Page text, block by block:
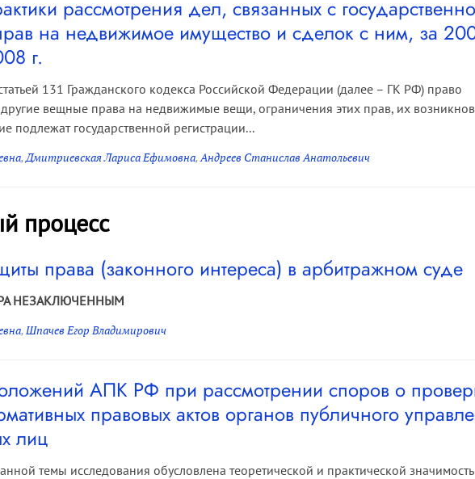
рассмотрения дел, связанных с
на недвижимое имущество и сделок с ним, за
г.
131 Гражданского кодекса Российской Федерации (далее – ГК РФ) право
другие вещные права на недвижимые вещи, ограничения этих прав, их
подлежат государственной регистрации...
,Дмитриевская Лариса Ефимовна,Андреев Станислав Анатольевич
процесс
права (законного интереса) в арбитражном суде
НЕЗАКЛЮЧЕННЫМ
, Шпачев Егор Владимирович
АПК РФ при рассмотрении споров о
правовых актов органов публичного
лиц
темы исследования обусловлена теоретической и практической